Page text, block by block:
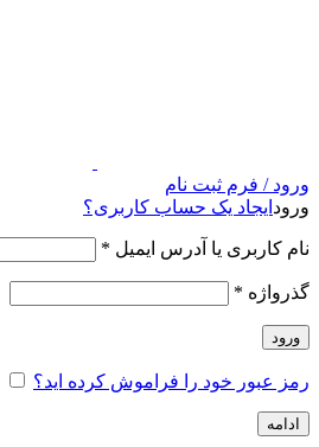
ورود / فرم ثبت نام
ورود ایجاد یک حساب کاربری؟
نام کاربری یا آدرس ایمیل *
گذرواژه *
ورود
رمز عبور خود را فراموش کرده اید؟
ادامه